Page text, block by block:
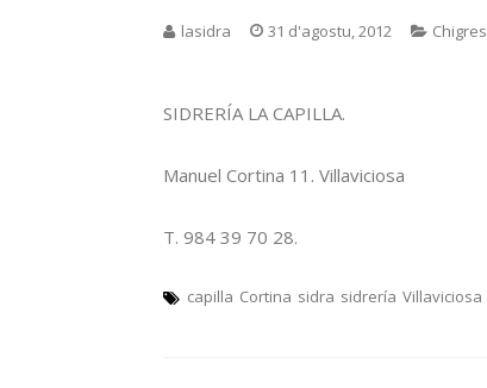
lasidra 31 d'agostu, 2012 Chigres
SIDRERÍA LA CAPILLA.
Manuel Cortina 11. Villaviciosa
T. 984 39 70 28.
capilla Cortina sidra sidrería Villaviciosa